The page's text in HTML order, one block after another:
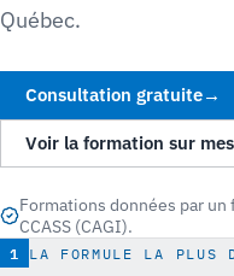
Québec.
Consultation gratuite→
Voir la formation sur
Formations données par un
CCASS (CAGI).
1 LA FORMULE LA PLUS